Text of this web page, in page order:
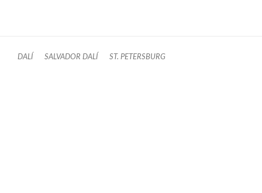
DALÍ SALVADOR DALÍ ST. PETERSBURG